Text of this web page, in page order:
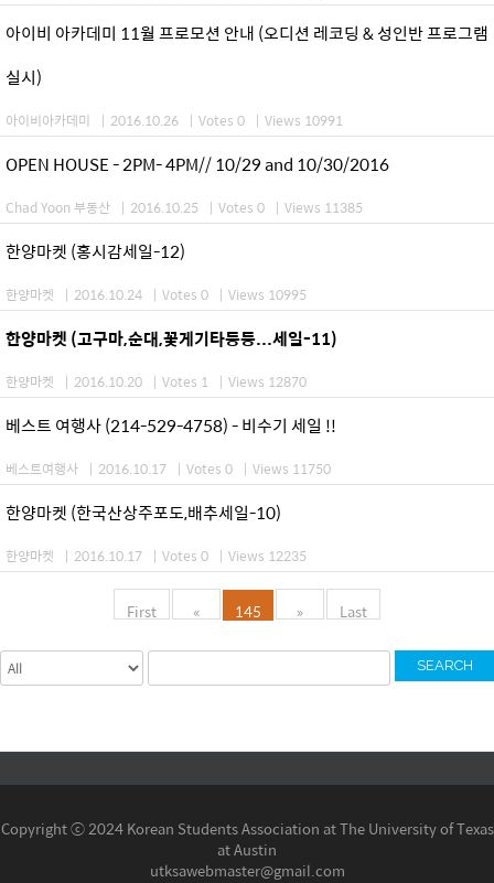
아이비 아카데미 11월 프로모션 안내 (오디션 레코딩 & 성인반 프로그램
실시)
아이비아카데미 | 2016.10.26 | Votes 0 | Views 10991
OPEN HOUSE - 2PM- 4PM// 10/29 and 10/30/2016
Chad Yoon 부동산 | 2016.10.25 | Votes 0 | Views 11385
한양마켓 (홍시감세일-12)
한양마켓 | 2016.10.24 | Votes 0 | Views 10995
한양마켓 (고구마,순대,꽃게기타등등...세일-11)
한양마켓 | 2016.10.20 | Votes 1 | Views 12870
베스트 여행사 (214-529-4758) - 비수기 세일 !!
베스트여행사 | 2016.10.17 | Votes 0 | Views 11750
한양마켓 (한국산상주포도,배추세일-10)
한양마켓 | 2016.10.17 | Votes 0 | Views 12235
First « 145 » Last
SEARCH
Copyright ⓒ 2024 Korean Students Association at The University of Texas
at Austin
utksawebmaster@gmail.com